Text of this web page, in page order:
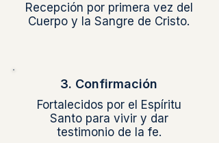
Recepción por primera vez del
Cuerpo y la Sangre de Cristo.
3. Confirmación
Fortalecidos por el Espíritu
Santo para vivir y dar
testimonio de la fe.